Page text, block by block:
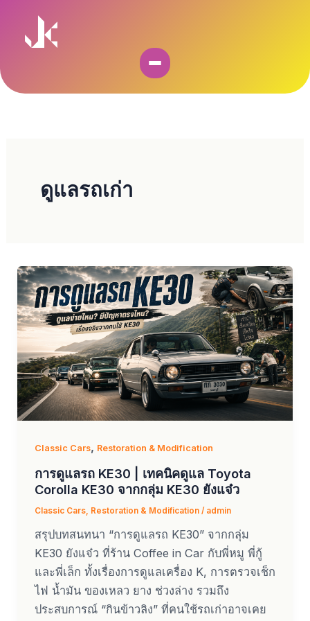
content
ดูแลรถเก่า
Classic Cars, Restoration & Modification
การดูแลรถ KE30 | เทคนิคดูแล Toyota
Corolla KE30 จากกลุ่ม KE30 ยังแจ๋ว
Classic Cars, Restoration & Modification/ admin
สรุปบทสนทนา “การดูแลรถ KE30” จากกลุ่ม
KE30 ยังแจ๋ว ที่ร้าน Coffee in Car กับพี่หมู พี่กู้
และพี่เล็ก ทั้งเรื่องการดูแลเครื่อง K, การตรวจเช็ก
ไฟ น้ำมัน ของเหลว ยาง ช่วงล่าง รวมถึง
ประสบการณ์ “กินข้าวลิง” ที่คนใช้รถเก่าอาจเคย